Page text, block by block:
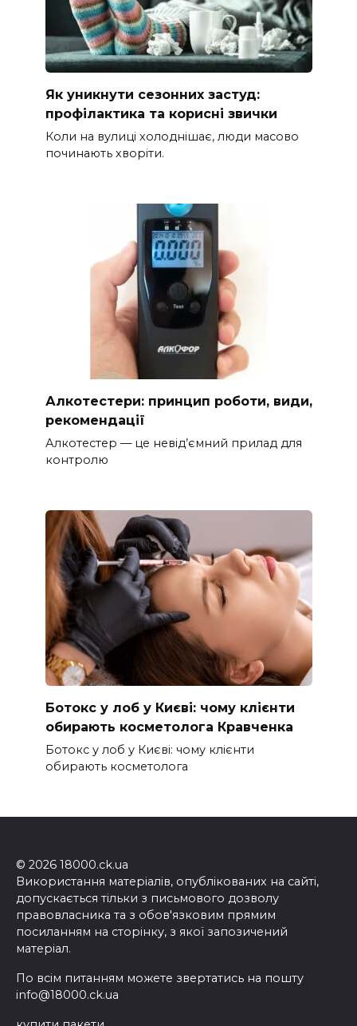
Як уникнути сезонних застуд:
профілактика та корисні звички
Коли на вулиці холоднішає, люди масово
починають хворіти.
Алкотестери: принцип роботи, види,
рекомендації
Алкотестер — це невід’ємний прилад для
контролю
Ботокс у лоб у Києві: чому клієнти
обирають косметолога Кравченка
Ботокс у лоб у Києві: чому клієнти
обирають косметолога
© 2026 18000.ck.ua
Використання матеріалів, опублікованих на сайті,
допускається тільки з письмового дозволу
правовласника та з обов'язковим прямим
посиланням на сторінку, з якої запозичений
матеріал.
По всім питанням можете звертатись на пошту
info@18000.ck.ua